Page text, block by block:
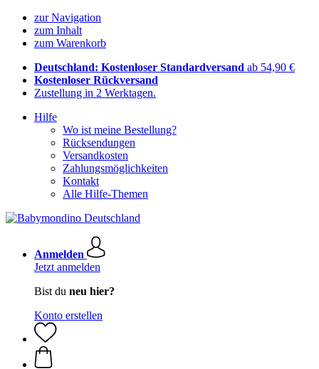
zur Navigation
zum Inhalt
zum Warenkorb
Deutschland: Kostenloser Standardversand ab 54,90 €
Kostenloser Rückversand
Zustellung in 2 Werktagen.
Hilfe
Wo ist meine Bestellung?
Rücksendungen
Versandkosten
Zahlungsmöglichkeiten
Kontakt
Alle Hilfe-Themen
Anmelden
Jetzt anmelden
Bist du neu hier?
Konto erstellen